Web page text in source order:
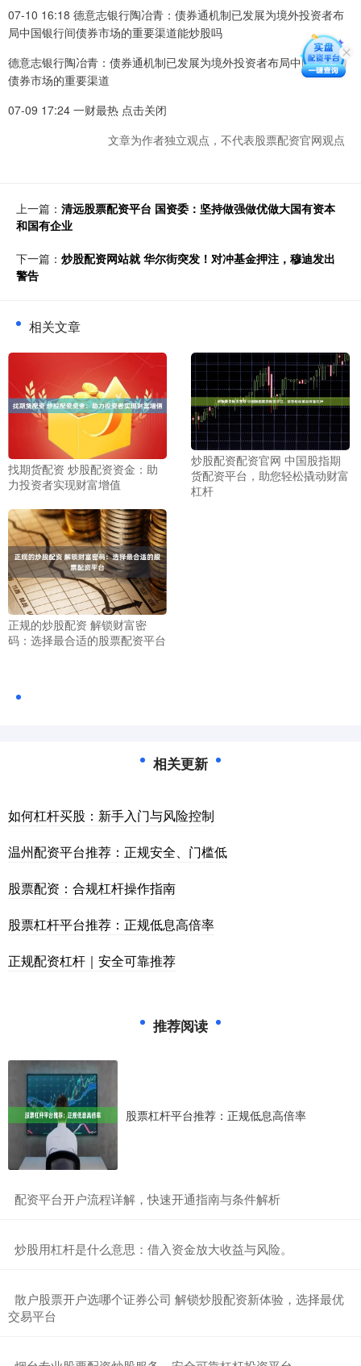
07-10 16:18 德意志银行陶冶青：债券通机制已发展为境外投资者布
局中国银行间债券市场的重要渠道能炒股吗
德意志银行陶冶青：债券通机制已发展为境外投资者布局中国银行间
债券市场的重要渠道
07-09 17:24 一财最热 点击关闭
文章为作者独立观点，不代表股票配资官网观点
上一篇： 清远股票配资平台 国资委：坚持做强做优做大国有资本
和国有企业
下一篇： 炒股配资网站就 华尔街突发！对冲基金押注，穆迪发出
警告
相关文章
找期货配资 炒股配资资金：助
力投资者实现财富增值
炒股配资配资官网 中国股指期
货配资平台，助您轻松撬动财富
杠杆
正规的炒股配资 解锁财富密
码：选择最合适的股票配资平台
相关更新
如何杠杆买股：新手入门与风险控制
温州配资平台推荐：正规安全、门槛低
股票配资：合规杠杆操作指南
股票杠杆平台推荐：正规低息高倍率
正规配资杠杆｜安全可靠推荐
推荐阅读
股票杠杆平台推荐：正规低息高倍率
​配资平台开户流程详解，快速开通指南与条件解析
​炒股用杠杆是什么意思：借入资金放大收益与风险。
​散户股票开户选哪个证券公司 解锁炒股配资新体验，选择最优
交易平台